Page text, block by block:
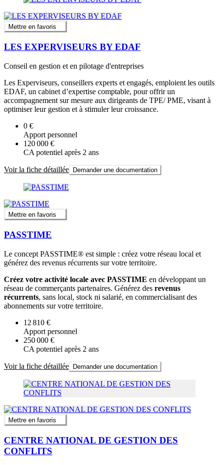
Mettre en favoris
LES EXPERVISEURS BY EDAF
Conseil en gestion et en pilotage d'entreprises
Les Experviseurs, conseillers experts et engagés, emploient les outils
EDAF, un cabinet d’expertise comptable, pour offrir un
accompagnement sur mesure aux dirigeants de TPE/ PME, visant à
optimiser leur gestion et à stimuler leur croissance.
0 €
Apport personnel
120 000 €
CA potentiel après 2 ans
Voir la fiche détaillée Demander une documentation
Mettre en favoris
PASSTIME
Le concept PASSTIME® est simple : créez votre réseau local et
générez des revenus récurrents sur votre territoire.
Créez votre activité locale avec PASSTIME en développant un
réseau de commerçants partenaires. Générez des revenus
récurrents, sans local, stock ni salarié, en commercialisant des
abonnements sur votre territoire.
12 810 €
Apport personnel
250 000 €
CA potentiel après 2 ans
Voir la fiche détaillée Demander une documentation
Mettre en favoris
CENTRE NATIONAL DE GESTION DES
CONFLITS